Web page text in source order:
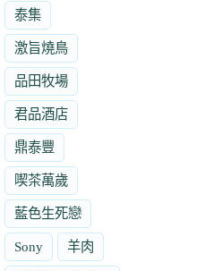
泰集
激旨燒鳥
品田牧場
君品酒店
鼎泰豐
喫茶萬歲
藍色生死戀
Sony 羊肉